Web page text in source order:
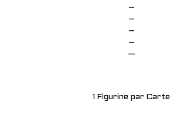
–
–
–
–
—
1 Figurine par Carte